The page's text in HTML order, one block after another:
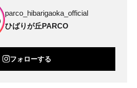
parco_hibarigaoka_official
ひばりが丘PARCO
フォローする